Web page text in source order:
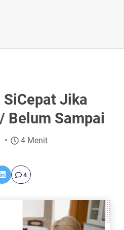
Jika
Belum Sampai
4 Menit
4